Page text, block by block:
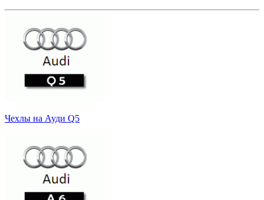
Чехлы на Ауди Q5